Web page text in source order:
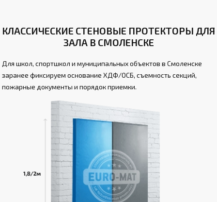
КЛАССИЧЕСКИЕ СТЕНОВЫЕ ПРОТЕКТОРЫ ДЛЯ
ЗАЛА В СМОЛЕНСКЕ
Для школ, спортшкол и муниципальных объектов в Смоленске
заранее фиксируем основание ХДФ/ОСБ, съемность секций,
пожарные документы и порядок приемки.